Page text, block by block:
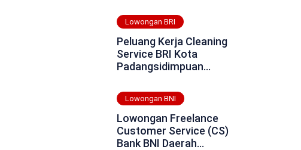
Lowongan BRI
Peluang Kerja Cleaning
Service BRI Kota
Padangsidimpuan
Lowongan BNI
Lowongan Freelance
Customer Service (CS)
Bank BNI Daerah